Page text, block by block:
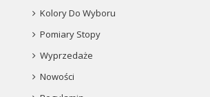
Kolory Do Wyboru
Pomiary Stopy
Wyprzedaże
Nowości